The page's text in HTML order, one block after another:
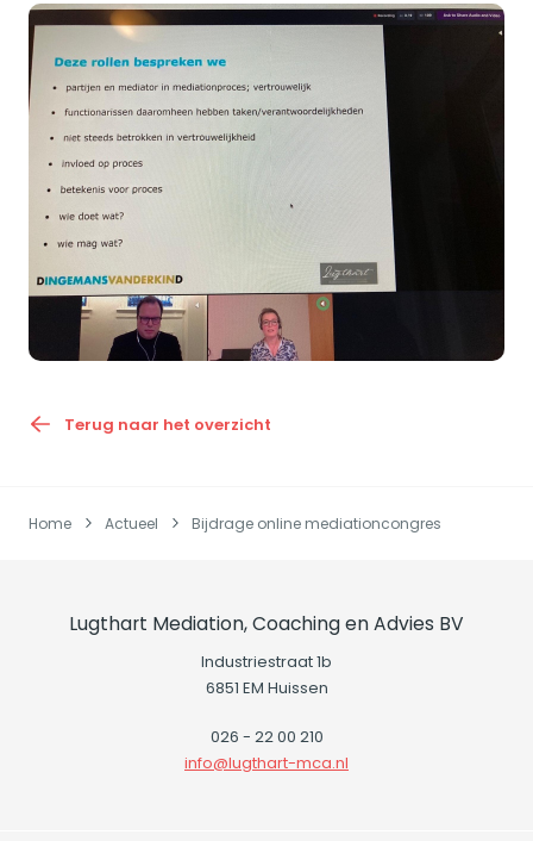
Terug naar het overzicht
Home Actueel Bijdrage online mediationcongres
Lugthart Mediation, Coaching en Advies BV
Industriestraat 1b
6851 EM Huissen
026 - 22 00 210
info@lugthart-mca.nl